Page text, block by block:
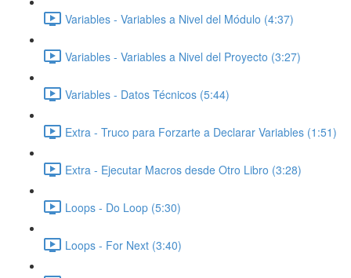
Variables - Variables a Nivel del Módulo (4:37)
Variables - Variables a Nivel del Proyecto (3:27)
Variables - Datos Técnicos (5:44)
Extra - Truco para Forzarte a Declarar Variables (1:51)
Extra - Ejecutar Macros desde Otro Libro (3:28)
Loops - Do Loop (5:30)
Loops - For Next (3:40)